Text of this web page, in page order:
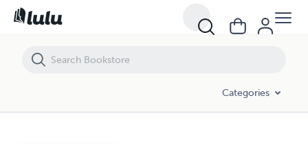
Categories
Curso ENAM (Exame Nacional da Magistratura) - JusFederal Cursos